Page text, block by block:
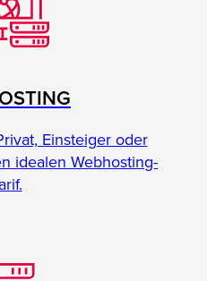
Einsteiger oder
idealen Webhosting-